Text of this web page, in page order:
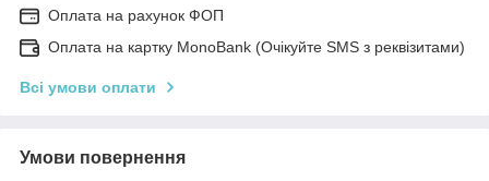
Оплата на рахунок ФОП
Оплата на картку MonoBank (Очікуйте SMS з реквізитами)
Всі умови оплати
Умови повернення